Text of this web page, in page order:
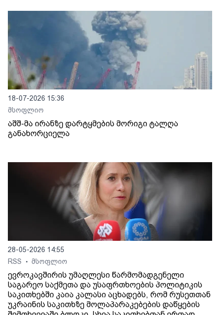
18-07-2026 15:36
მსოფლიო
აშშ-მა ირანზე დარტყმების მორიგი ტალღა
განახორციელა
28-05-2026 14:55
RSS
• მსოფლიო
ევროკავშირის უმაღლესი წარმომადგენელი
საგარეო საქმეთა და უსაფრთხოების პოლიტიკის
საკითხებში კაია კალასი აცხადებს, რომ რუსეთთან
უკრაინის საკითხზე მოლაპარაკებების დაწყების